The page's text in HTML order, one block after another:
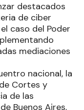
destacados
de ciber
caso del Poder
mediaciones
nacional, la
Cortes y
de las
Buenos Aires,